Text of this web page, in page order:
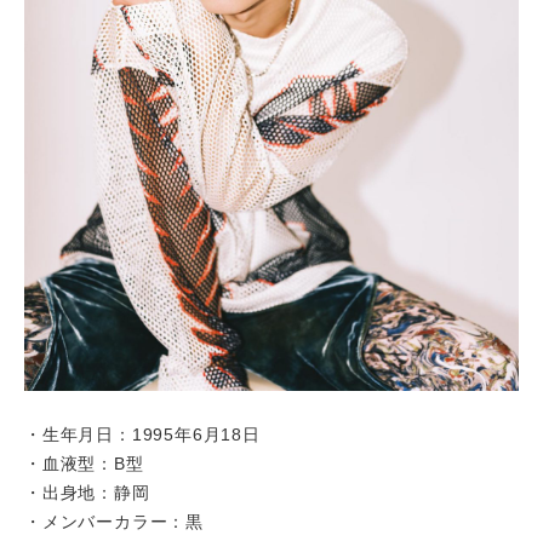
・生年月日：1995年6月18日
・血液型：B型
・出身地：静岡
・メンバーカラー：黒